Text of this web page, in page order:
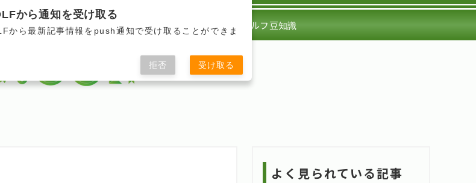
ズ・アイテム テクニック 企画・イベント ゴルフ豆知識
よく見られている記事
から通知を受け取る
から最新記事情報をpush通知で受け取ることができま
拒否 受け取る